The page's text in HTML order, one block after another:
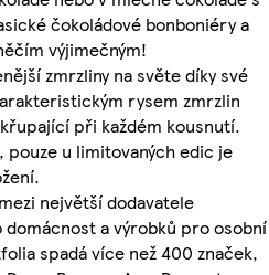
čokoládové bonboniéry a
výjimečným!
zmrzliny na světe díky své
rysem zmrzlin
při každém kousnutí.
pouze u limitovaných edic je
největší dodavatele
a výrobků pro osobní
spadá více než 400 značek,